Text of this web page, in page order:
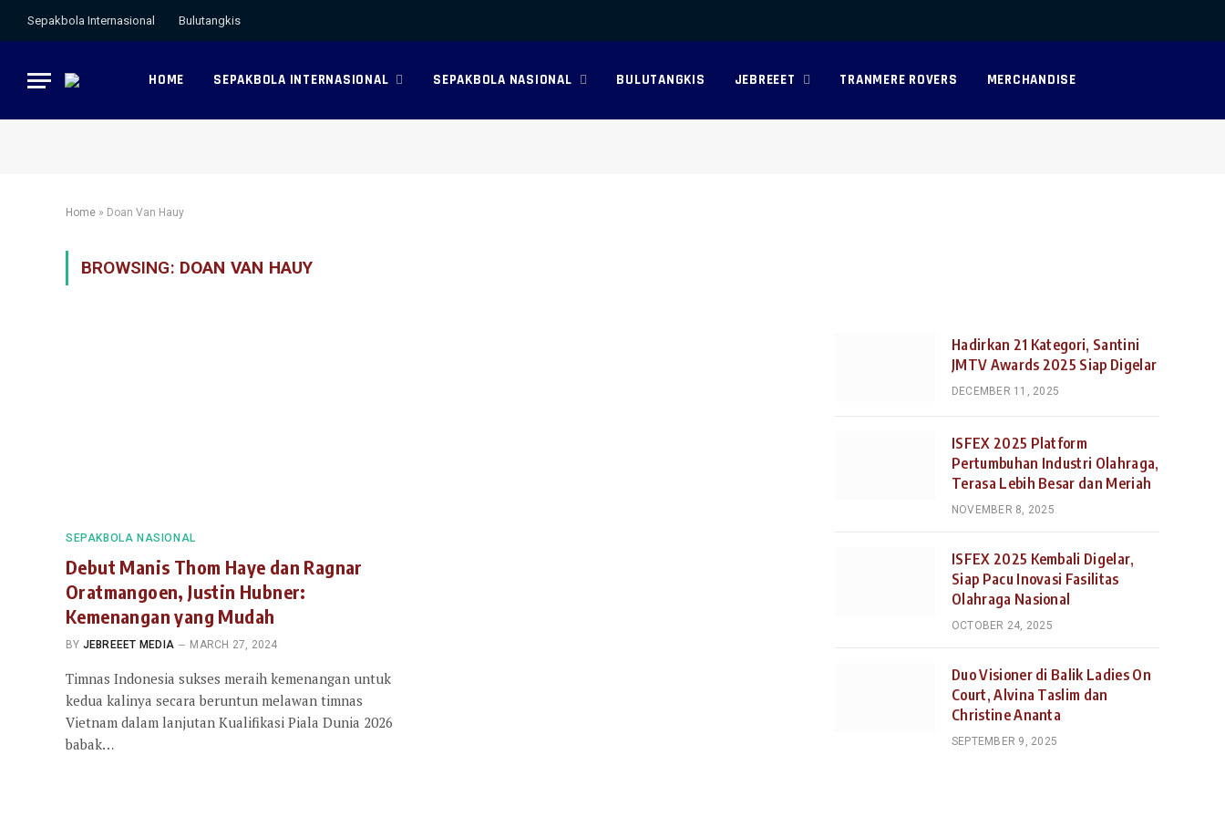
Sepakbola Internasional Bulutangkis
HOME SEPAKBOLA INTERNASIONAL SEPAKBOLA NASIONAL BULUTANGKIS JEBREEET TRANMERE ROVERS MERCHANDISE
Home » Doan Van Hauy
BROWSING: DOAN VAN HAUY
SEPAKBOLA NASIONAL
Debut Manis Thom Haye dan Ragnar
Oratmangoen, Justin Hubner:
Kemenangan yang Mudah
BY JEBREEET MEDIA MARCH 27, 2024
Timnas Indonesia sukses meraih kemenangan untuk
kedua kalinya secara beruntun melawan timnas
Vietnam dalam lanjutan Kualifikasi Piala Dunia 2026
babak…
Hadirkan 21 Kategori, Santini
JMTV Awards 2025 Siap Digelar
DECEMBER 11, 2025
ISFEX 2025 Platform
Pertumbuhan Industri Olahraga,
Terasa Lebih Besar dan Meriah
NOVEMBER 8, 2025
ISFEX 2025 Kembali Digelar,
Siap Pacu Inovasi Fasilitas
Olahraga Nasional
OCTOBER 24, 2025
Duo Visioner di Balik Ladies On
Court, Alvina Taslim dan
Christine Ananta
SEPTEMBER 9, 2025